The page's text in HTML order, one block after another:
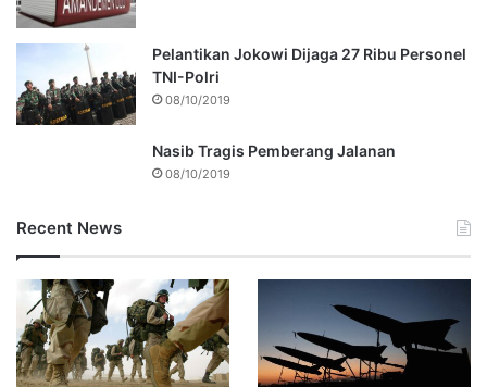
Pelantikan Jokowi Dijaga 27 Ribu Personel
TNI-Polri
08/10/2019
Nasib Tragis Pemberang Jalanan
08/10/2019
Recent News